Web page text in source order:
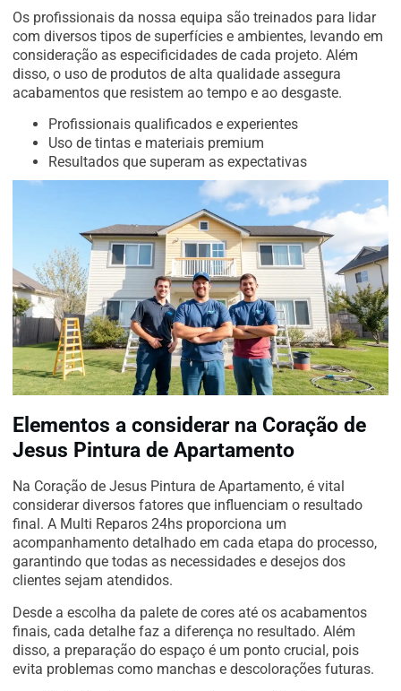
Os profissionais da nossa equipa são treinados para lidar
com diversos tipos de superfícies e ambientes, levando em
consideração as especificidades de cada projeto. Além
disso, o uso de produtos de alta qualidade assegura
acabamentos que resistem ao tempo e ao desgaste.
Profissionais qualificados e experientes
Uso de tintas e materiais premium
Resultados que superam as expectativas
Elementos a considerar na Coração de
Jesus Pintura de Apartamento
Na Coração de Jesus Pintura de Apartamento, é vital
considerar diversos fatores que influenciam o resultado
final. A Multi Reparos 24hs proporciona um
acompanhamento detalhado em cada etapa do processo,
garantindo que todas as necessidades e desejos dos
clientes sejam atendidos.
Desde a escolha da palete de cores até os acabamentos
finais, cada detalhe faz a diferença no resultado. Além
disso, a preparação do espaço é um ponto crucial, pois
evita problemas como manchas e descolorações futuras.